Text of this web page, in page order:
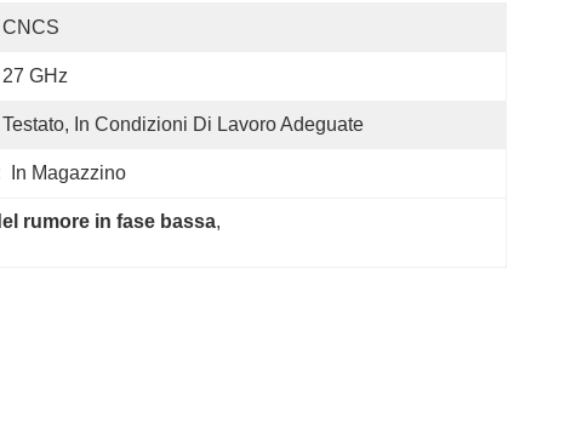
CNCS
27 GHz
Testato, In Condizioni Di Lavoro Adeguate
In Magazzino
rumore in fase bassa,